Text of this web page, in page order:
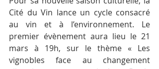
Cité du Vin lance un cycle consacré
au vin et à l’environnement. Le
premier évènement aura lieu le 21
mars à 19h, sur le thème « Les
vignobles face au changement